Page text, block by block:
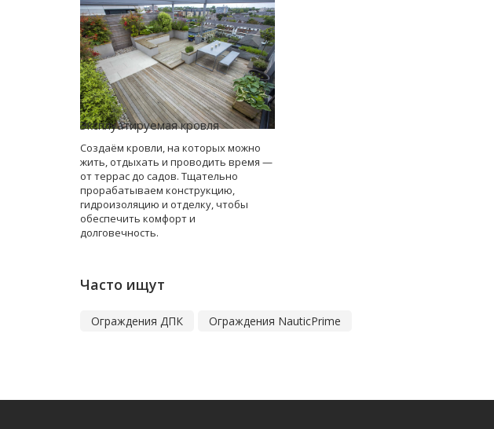
Эксплуатируемая кровля
Создаём кровли, на которых можно
жить, отдыхать и проводить время —
от террас до садов. Тщательно
прорабатываем конструкцию,
гидроизоляцию и отделку, чтобы
обеспечить комфорт и
долговечность.
Часто ищут
Ограждения ДПК Ограждения NauticPrime